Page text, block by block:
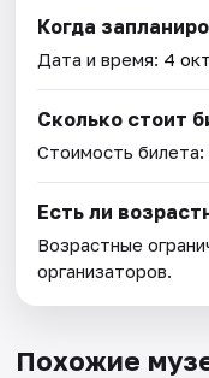
Когда
Дата и время: 4
Сколько стоит
Стоимость
Есть ли
Возрастные
организаторов.
Похожие